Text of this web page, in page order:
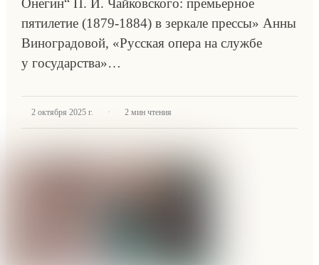
Онегин“ П. И. Чайковского: премьерное
пятилетие (1879-1884) в зеркале прессы» Анны
Виноградовой, «Русская опера на службе
у государства»…
2 октября 2025 г. · 2 мин чтения